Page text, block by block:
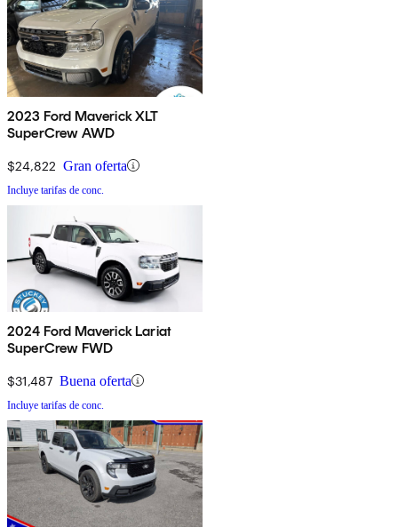
2023 Ford Maverick XLT
SuperCrew AWD
$24,822 Gran oferta
Incluye tarifas de conc.
2024 Ford Maverick Lariat
SuperCrew FWD
$31,487 Buena oferta
Incluye tarifas de conc.